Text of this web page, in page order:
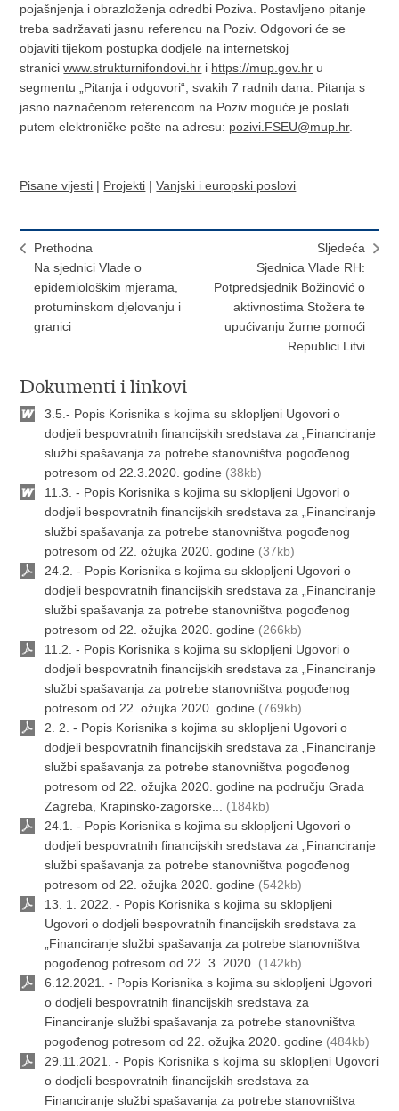
pojašnjenja i obrazloženja odredbi Poziva. Postavljeno pitanje
treba sadržavati jasnu referencu na Poziv. Odgovori će se
objaviti tijekom postupka dodjele na internetskoj
straniciwww.strukturnifondovi.hr i https://mup.gov.hr u
segmentu „Pitanja i odgovori“, svakih 7 radnih dana. Pitanja s
jasno naznačenom referencom na Poziv moguće je poslati
putem elektroničke pošte na adresu: pozivi.FSEU@mup.hr.
Pisane vijesti | Projekti |Vanjski i europski poslovi
Prethodna
Na sjednici Vlade o
epidemiološkim mjerama,
protuminskom djelovanju i
granici
Sljedeća
Sjednica Vlade RH:
Potpredsjednik Božinović o
aktivnostima Stožera te
upućivanju žurne pomoći
Republici Litvi
Dokumenti i linkovi
3.5.- Popis Korisnika s kojima su sklopljeni Ugovori o
dodjeli bespovratnih financijskih sredstava za „Financiranje
službi spašavanja za potrebe stanovništva pogođenog
potresom od 22.3.2020. godine (38kb)
11.3. - Popis Korisnika s kojima su sklopljeni Ugovori o
dodjeli bespovratnih financijskih sredstava za „Financiranje
službi spašavanja za potrebe stanovništva pogođenog
potresom od 22. ožujka 2020. godine (37kb)
24.2. - Popis Korisnika s kojima su sklopljeni Ugovori o
dodjeli bespovratnih financijskih sredstava za „Financiranje
službi spašavanja za potrebe stanovništva pogođenog
potresom od 22. ožujka 2020. godine (266kb)
11.2. - Popis Korisnika s kojima su sklopljeni Ugovori o
dodjeli bespovratnih financijskih sredstava za „Financiranje
službi spašavanja za potrebe stanovništva pogođenog
potresom od 22. ožujka 2020. godine (769kb)
2. 2. - Popis Korisnika s kojima su sklopljeni Ugovori o
dodjeli bespovratnih financijskih sredstava za „Financiranje
službi spašavanja za potrebe stanovništva pogođenog
potresom od 22. ožujka 2020. godine na području Grada
Zagreba, Krapinsko-zagorske...
(184kb)
24.1. - Popis Korisnika s kojima su sklopljeni Ugovori o
dodjeli bespovratnih financijskih sredstava za „Financiranje
službi spašavanja za potrebe stanovništva pogođenog
potresom od 22. ožujka 2020. godine (542kb)
13. 1. 2022. - Popis Korisnika s kojima su sklopljeni
Ugovori o dodjeli bespovratnih financijskih sredstava za
„Financiranje službi spašavanja za potrebe stanovništva
pogođenog potresom od 22. 3. 2020. (142kb)
6.12.2021. - Popis Korisnika s kojima su sklopljeni Ugovori
o dodjeli bespovratnih financijskih sredstava za
Financiranje službi spašavanja za potrebe stanovništva
pogođenog potresom od 22. ožujka 2020. godine (484kb)
29.11.2021. - Popis Korisnika s kojima su sklopljeni Ugovori
o dodjeli bespovratnih financijskih sredstava za
Financiranje službi spašavanja za potrebe stanovništva